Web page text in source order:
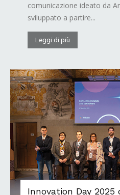
comunicazione ideato da
sviluppato a partire...
Leggi di più
Innovation Day